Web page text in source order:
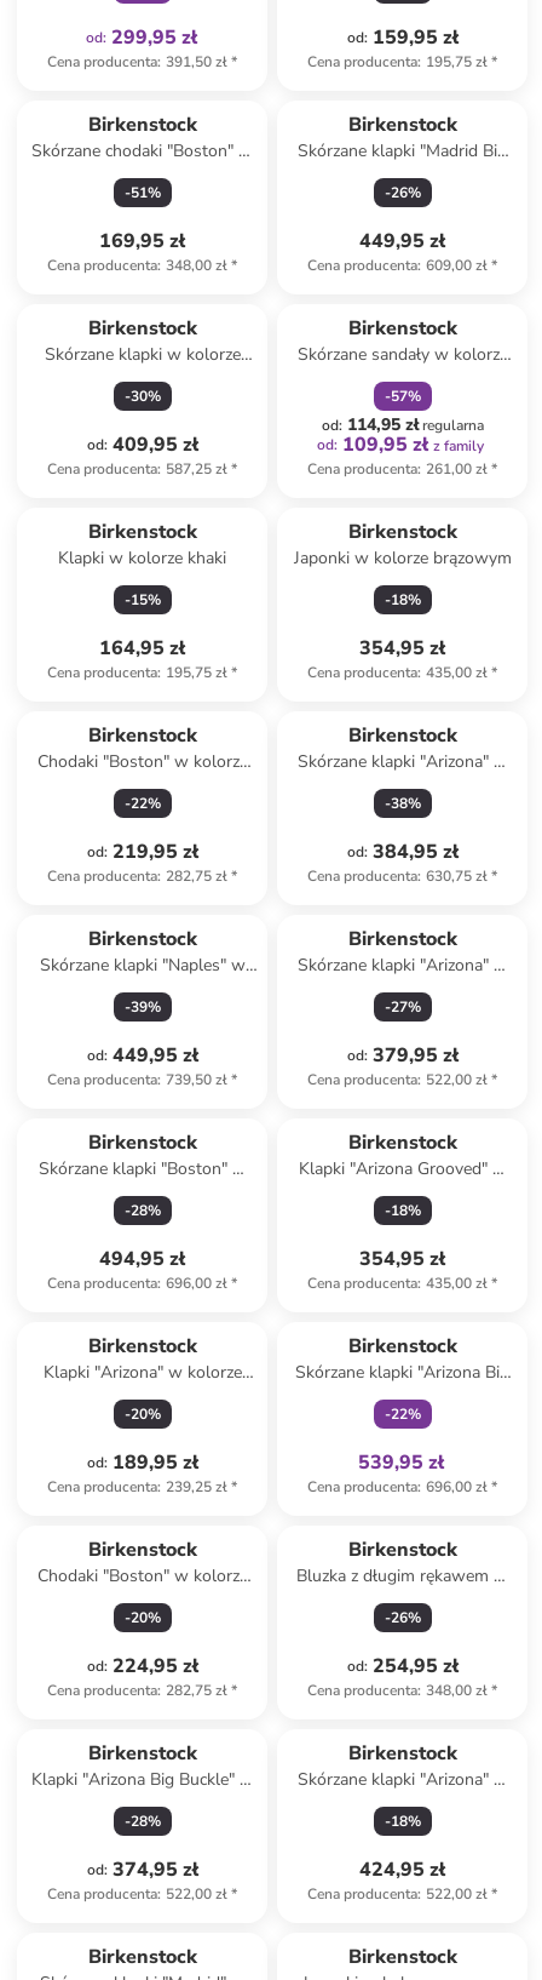
od: 299,95 zł
Cena producenta: 391,50 zł*
od: 159,95 zł
Cena producenta: 195,75 zł*
Birkenstock
Skórzane chodaki "Boston" w
kolorze fioletowym
-51%
169,95 zł
Cena producenta: 348,00 zł*
Birkenstock
Skórzane klapki "Madrid Big
Buckle" w kolorze
jasnobrązowym
-26%
449,95 zł
Cena producenta: 609,00 zł*
Birkenstock
Skórzane klapki w kolorze
beżowym
-30%
od: 409,95 zł
Cena producenta: 587,25 zł*
Birkenstock
Skórzane sandały w kolorze
jasnobrązowym
-57%
od: 114,95 złregularna
od: 109,95 zł z family
Cena producenta: 261,00 zł*
Birkenstock
Klapki w kolorze khaki
-15%
164,95 zł
Cena producenta: 195,75 zł*
Birkenstock
Japonki w kolorze brązowym
-18%
354,95 zł
Cena producenta: 435,00 zł*
Birkenstock
Chodaki "Boston" w kolorze
brązowym
-22%
od: 219,95 zł
Cena producenta: 282,75 zł*
Birkenstock
Skórzane klapki "Arizona" w
kolorze jasnobrązowym
-38%
od: 384,95 zł
Cena producenta: 630,75 zł*
Birkenstock
Skórzane klapki "Naples" w
kolorze szarobrązowym
-39%
od: 449,95 zł
Cena producenta: 739,50 zł*
Birkenstock
Skórzane klapki "Arizona" w
kolorze brązowym
-27%
od: 379,95 zł
Cena producenta: 522,00 zł*
Birkenstock
Skórzane klapki "Boston" w
kolorze beżowym
-28%
494,95 zł
Cena producenta: 696,00 zł*
Birkenstock
Klapki "Arizona Grooved" w
kolorze czarnym
-18%
354,95 zł
Cena producenta: 435,00 zł*
Birkenstock
Klapki "Arizona" w kolorze
srebrnym
-20%
od: 189,95 zł
Cena producenta: 239,25 zł*
Birkenstock
Skórzane klapki "Arizona Big
Buckle" w kolorze beżowym
-22%
539,95 zł
Cena producenta: 696,00 zł*
Birkenstock
Chodaki "Boston" w kolorze
brązowym
-20%
od: 224,95 zł
Cena producenta: 282,75 zł*
Birkenstock
Bluzka z długim rękawem w
kolorze niebiesko-białym
-26%
od: 254,95 zł
Cena producenta: 348,00 zł*
Birkenstock
Klapki "Arizona Big Buckle" w
kolorze jasnoróżowym
-28%
od: 374,95 zł
Cena producenta: 522,00 zł*
Birkenstock
Skórzane klapki "Arizona" w
kolorze szarym
-18%
424,95 zł
Cena producenta: 522,00 zł*
Birkenstock Birkenstock